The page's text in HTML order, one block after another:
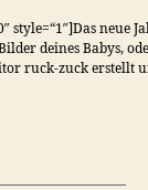
style=“1″]Das
deines Babys,
ruck-zuck